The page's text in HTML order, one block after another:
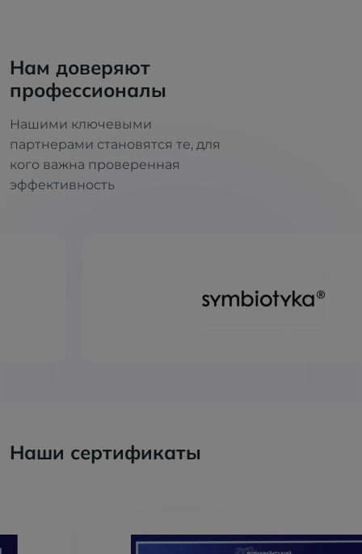
Нам доверяют
профессионалы
Нашими ключевыми
партнерами становятся те, для
кого важна проверенная
эффективность
Наши сертификаты